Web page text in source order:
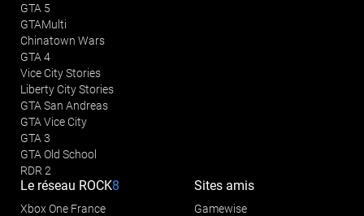
GTA 5
GTAMulti
Chinatown Wars
GTA 4
Vice City Stories
Liberty City Stories
GTA San Andreas
GTA Vice City
GTA 3
GTA Old School
RDR 2
Le réseau ROCK8
Xbox One France
Sites amis
Gamewise